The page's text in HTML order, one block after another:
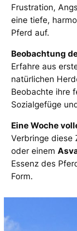
Frustration,
eine tiefe,
Pferd auf.
Beobachtung
Erfahre aus
natürlichen
Beobachte ihre
Sozialgefüge
Eine Woche
Verbringe diese
oder einem
Essenz des
Form.